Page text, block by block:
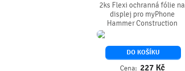
2ks Flexi ochranná fólie na
displej pro myPhone
Hammer Construction
DO KOŠÍKU
Cena: 227 Kč